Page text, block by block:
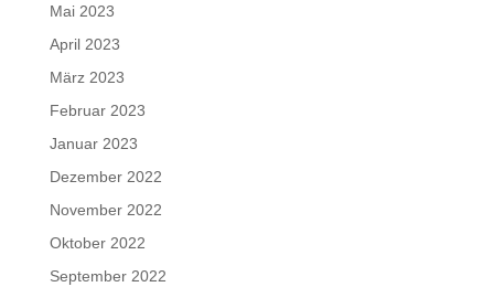
Mai 2023
April 2023
März 2023
Februar 2023
Januar 2023
Dezember 2022
November 2022
Oktober 2022
September 2022